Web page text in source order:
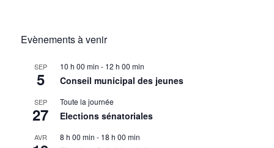
Evènements à venir
SEP
5
10 h 00 min - 12 h 00 min
Conseil municipal des jeunes
SEP
27
Toute la journée
Elections sénatoriales
AVR 8 h 00 min - 18 h 00 min